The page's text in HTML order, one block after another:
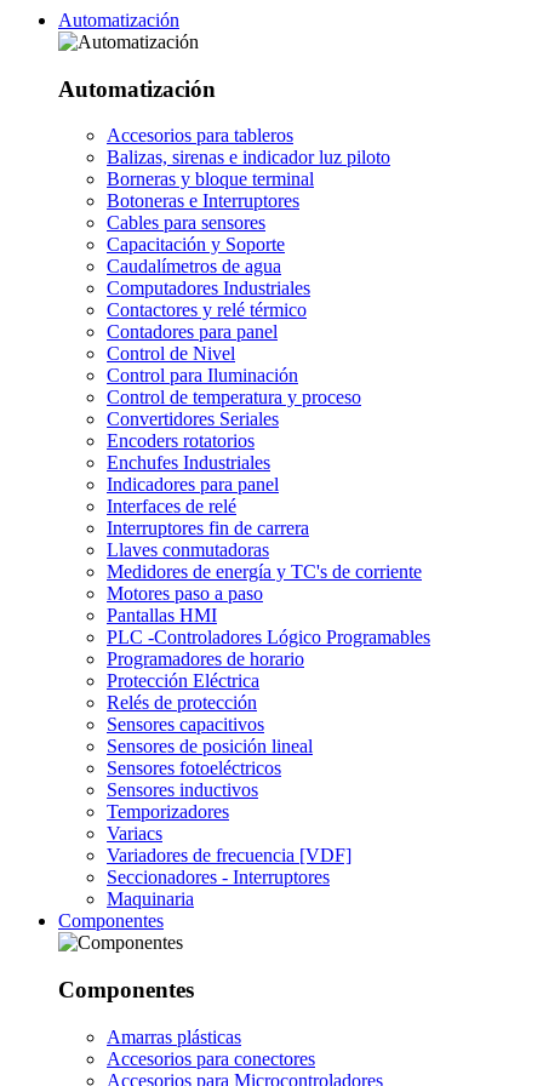
Automatización
Automatización
Accesorios para tableros
Balizas, sirenas e indicador luz piloto
Borneras y bloque terminal
Botoneras e Interruptores
Cables para sensores
Capacitación y Soporte
Caudalímetros de agua
Computadores Industriales
Contactores y relé térmico
Contadores para panel
Control de Nivel
Control para Iluminación
Control de temperatura y proceso
Convertidores Seriales
Encoders rotatorios
Enchufes Industriales
Indicadores para panel
Interfaces de relé
Interruptores fin de carrera
Llaves conmutadoras
Medidores de energía y TC's de corriente
Motores paso a paso
Pantallas HMI
PLC -Controladores Lógico Programables
Programadores de horario
Protección Eléctrica
Relés de protección
Sensores capacitivos
Sensores de posición lineal
Sensores fotoeléctricos
Sensores inductivos
Temporizadores
Variacs
Variadores de frecuencia [VDF]
Seccionadores - Interruptores
Maquinaria
Componentes
Componentes
Amarras plásticas
Accesorios para conectores
Accesorios para Microcontroladores